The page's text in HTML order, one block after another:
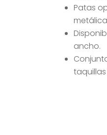
Patas
ancho.